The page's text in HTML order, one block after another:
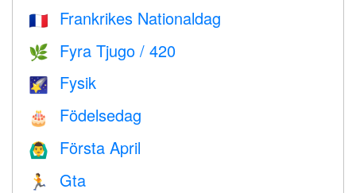
🇫🇷 Frankrikes Nationaldag
🌿 Fyra Tjugo / 420
🌠 Fysik
🎂 Födelsedag
🙆‍♂️ Första April
🏃 Gta